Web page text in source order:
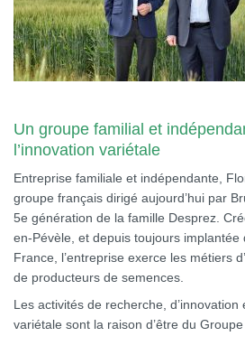
Un groupe familial et
l’innovation variétale
Entreprise familiale et indépendante,
groupe français dirigé aujourd’hui par
5e génération de la famille Desprez.
en-Pévèle, et depuis toujours implantée
France, l’entreprise exerce les métiers
de producteurs de semences.
Les activités de recherche, d’innovation
variétale sont la raison d’être du